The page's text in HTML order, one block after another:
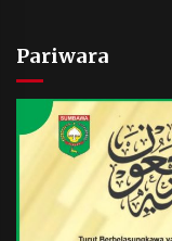
Pariwara